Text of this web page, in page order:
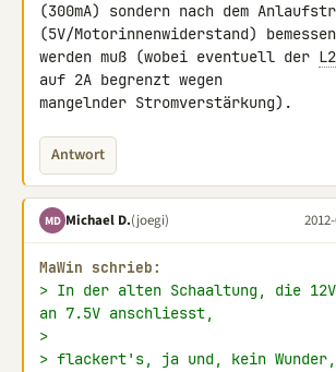
(300mA) sondern nach dem
(5V/Motorinnenwiderstand) bemessen
werden muß (wobei eventuell der
auf 2A begrenzt wegen
mangelnder Stromverstärkung).
Antwort
MD Michael D.(joegi)
MaWin schrieb:
> In der alten Schaaltung, die 12V
an 7.5V anschliesst,
>
> flackert's, ja und, kein Wunder,